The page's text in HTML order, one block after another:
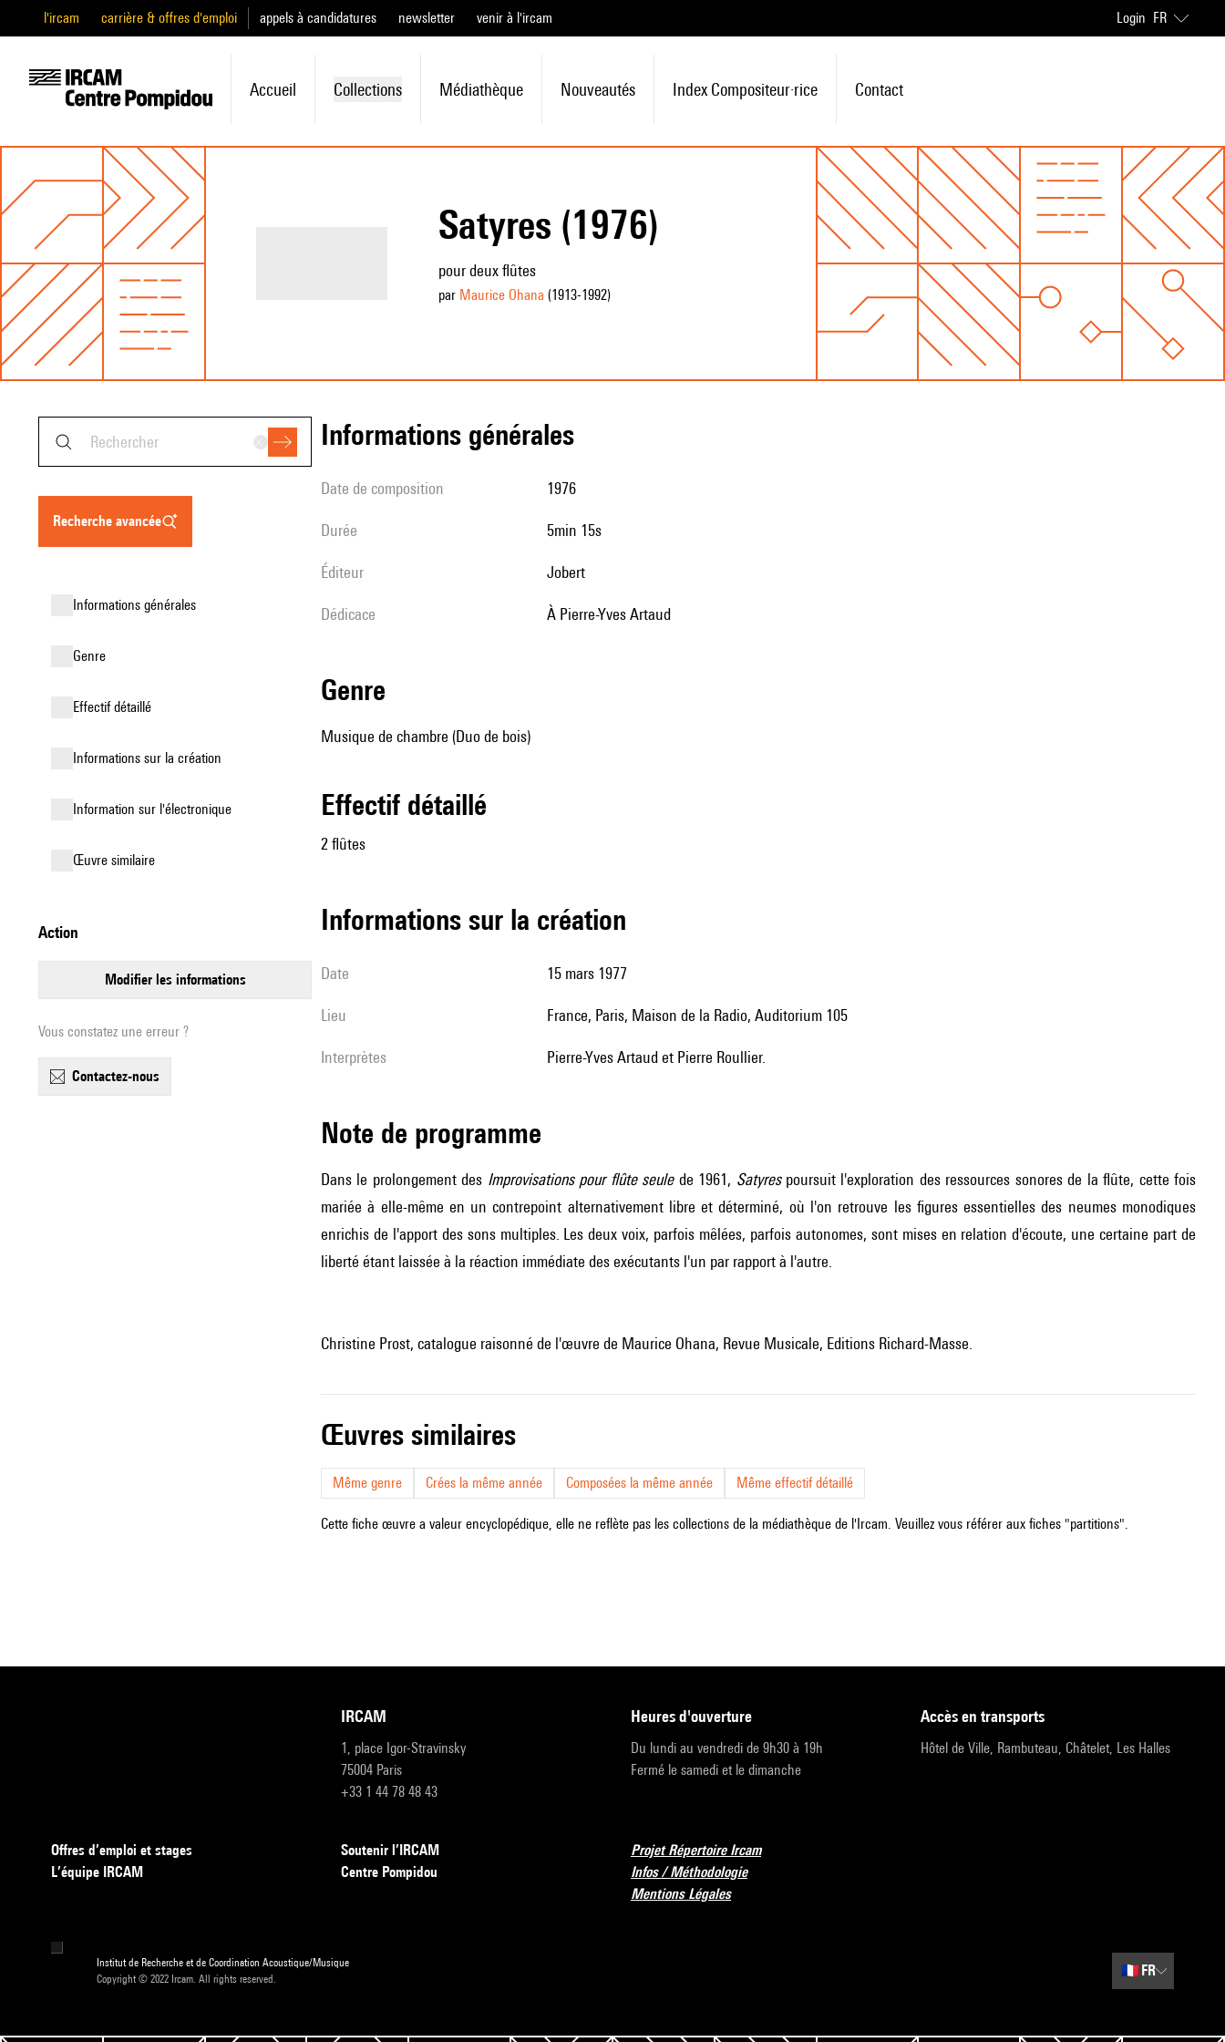
l'ircam carrière & offres d'emploi appels à candidatures newsletter venir à l'ircam Login FR
Accueil Collections Médiathèque Nouveautés Index Compositeur·rice Contact
Satyres (1976)
pour deux flûtes
par Maurice Ohana (1913-1992)
recherche avancée
informations générales
genre
effectif détaillé
informations sur la création
Information sur l'électronique
œuvre similaire
action
modifier les informations
Vous constatez une erreur ?
contactez-nous
informations générales
date de composition 1976
durée 5min 15s
éditeur Jobert
Dédicace à Pierre-Yves Artaud
genre
Musique de chambre (Duo de bois)
effectif détaillé
2 flûtes
informations sur la création
date 15 mars 1977
lieu France, Paris, Maison de la Radio, Auditorium 105
interprètes Pierre-Yves Artaud et Pierre Roullier.
Note de programme
Dans le prolongement des Improvisations pour flûte seulede 1961, Satyrespoursuit l'exploration des ressources sonores de la flûte, cette fois
mariée à elle-même en un contrepoint alternativement libre et déterminé, où l'on retrouve les figures essentielles des neumes monodiques
enrichis de l'apport des sons multiples. Les deux voix, parfois mêlées, parfois autonomes, sont mises en relation d'écoute, une certaine part de
liberté étant laissée à la réaction immédiate des exécutants l'un par rapport à l'autre.
Christine Prost, catalogue raisonné de l'œuvre de Maurice Ohana, Revue Musicale, Editions Richard-Masse.
œuvres similaires
Même genre Crées la même année Composées la même année Même effectif détaillé
Cette fiche œuvre a valeur encyclopédique, elle ne reflète pas les collections de la médiathèque de l'Ircam. Veuillez vous référer aux fiches "partitions".
IRCAM
1, place Igor-Stravinsky
75004 Paris
+33 1 44 78 48 43
heures d'ouverture
Du lundi au vendredi de 9h30 à 19h
Fermé le samedi et le dimanche
accès en transports
Hôtel de Ville, Rambuteau, Châtelet, Les Halles
Offres d’emploi et stages
L’équipe IRCAM
Soutenir l’IRCAM
Centre Pompidou
Projet Répertoire Ircam
Infos / Méthodologie
Mentions Légales
Institut de Recherche et de Coordination Acoustique/Musique
Copyright © 2022 Ircam. All rights reserved.
🇫🇷 FR